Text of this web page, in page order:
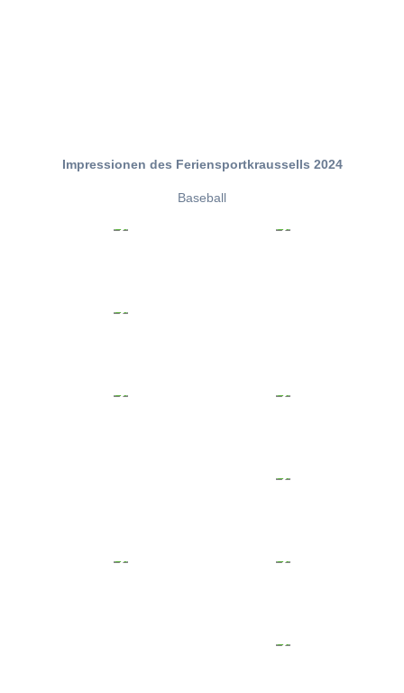
Impressionen des Feriensportkraussells 2024
Baseball